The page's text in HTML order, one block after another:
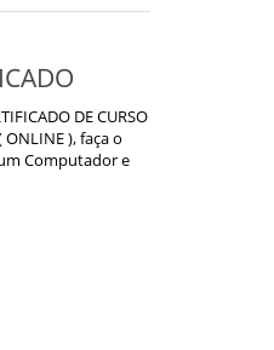
DE CURSO
), faça o
Computador e